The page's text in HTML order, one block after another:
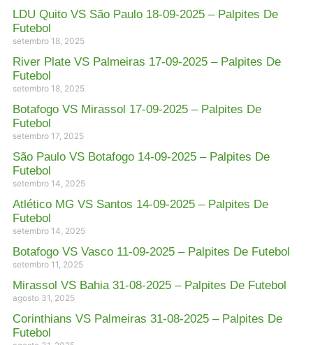
LDU Quito VS São Paulo 18-09-2025 – Palpites De
Futebol
setembro 18, 2025
River Plate VS Palmeiras 17-09-2025 – Palpites De
Futebol
setembro 18, 2025
Botafogo VS Mirassol 17-09-2025 – Palpites De
Futebol
setembro 17, 2025
São Paulo VS Botafogo 14-09-2025 – Palpites De
Futebol
setembro 14, 2025
Atlético MG VS Santos 14-09-2025 – Palpites De
Futebol
setembro 14, 2025
Botafogo VS Vasco 11-09-2025 – Palpites De Futebol
setembro 11, 2025
Mirassol VS Bahia 31-08-2025 – Palpites De Futebol
agosto 31, 2025
Corinthians VS Palmeiras 31-08-2025 – Palpites De
Futebol